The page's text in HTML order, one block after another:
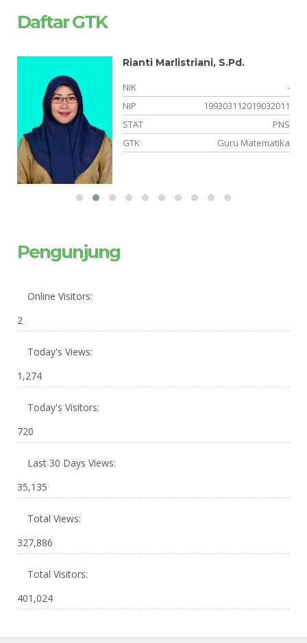
Daftar GTK
Rianti Marlistriani, S.Pd.
NIK
-
NIP
199303112019032011
STAT
PNS
GTK
Guru Matematika
Pengunjung
Online Visitors:
2
Today's Views:
1,274
Today's Visitors:
720
Last 30 Days Views:
35,135
Total Views:
327,886
Total Visitors:
401,024